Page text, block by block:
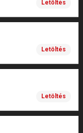
Letöltés
Letöltés
Letöltés